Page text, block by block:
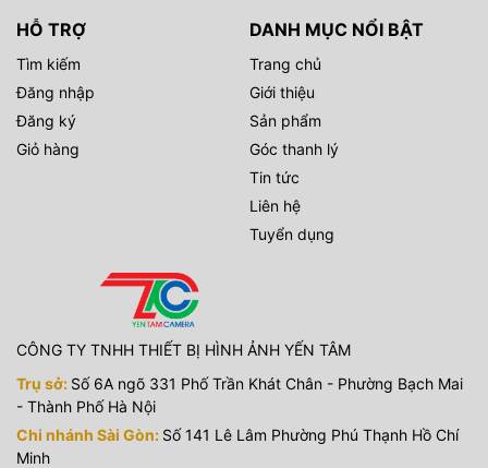
HỖ TRỢ
Tìm kiếm
Đăng nhập
Đăng ký
Giỏ hàng
DANH MỤC NỔI BẬT
Trang chủ
Giới thiệu
Sản phẩm
Góc thanh lý
Tin tức
Liên hệ
Tuyển dụng
CÔNG TY TNHH THIẾT BỊ HÌNH ẢNH YẾN TÂM
Trụ sở: Số 6A ngõ 331 Phố Trần Khát Chân - Phường Bạch Mai
- Thành Phố Hà Nội
Chi nhánh Sài Gòn: Số 141 Lê Lâm Phường Phú Thạnh Hồ Chí
Minh